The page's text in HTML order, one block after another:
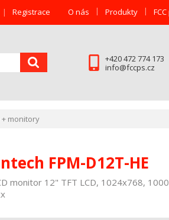
O nás Produkty
Registrace
+420 472 774 173
info@fccps.cz
monitory
FPM-D12T-HE
monitor 12" TFT LCD, 1024x768,